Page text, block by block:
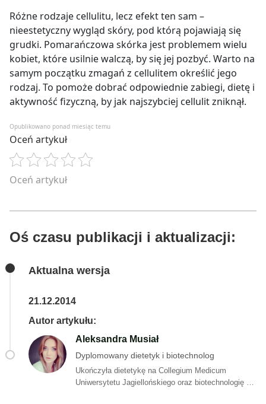
Różne rodzaje cellulitu, lecz efekt ten sam –
nieestetyczny wygląd skóry, pod którą pojawiają się
grudki. Pomarańczowa skórka jest problemem wielu
kobiet, które usilnie walczą, by się jej pozbyć. Warto na
samym początku zmagań z cellulitem określić jego
rodzaj. To pomoże dobrać odpowiednie zabiegi, dietę i
aktywność fizyczną, by jak najszybciej cellulit zniknął.
Opublikowano ponad miesiąc temu
Oceń artykuł
Oceń artykuł
Oś czasu publikacji i aktualizacji:
Aktualna wersja
21.12.2014
Autor artykułu:
Aleksandra Musiał
Dyplomowany dietetyk i biotechnolog
Ukończyła dietetykę na Collegium Medicum
Uniwersytetu Jagiellońskiego oraz biotechnologię ze